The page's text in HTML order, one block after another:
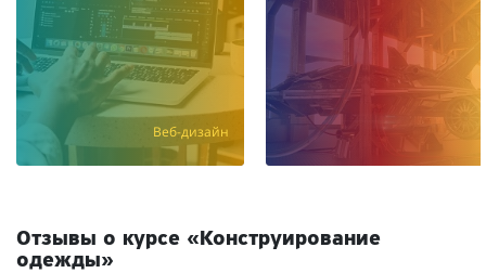
Веб-дизайн
Отзывы о курсе «Конструирование
одежды»